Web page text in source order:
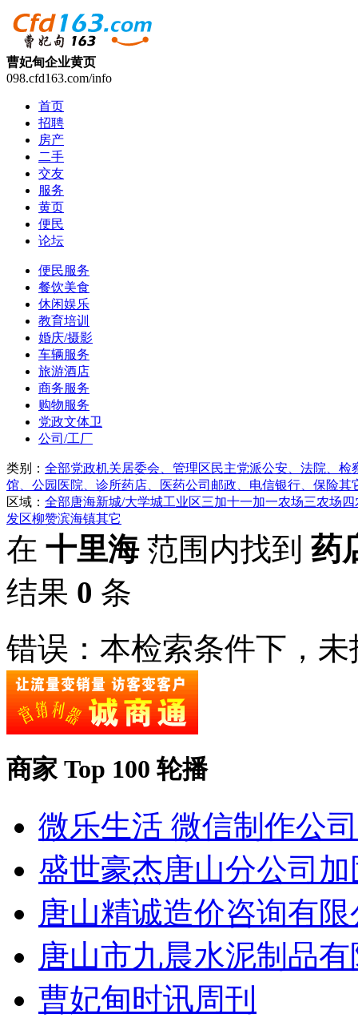
曹妃甸企业黄页
098.cfd163.com/info
首页
招聘
房产
二手
交友
服务
黄页
便民
论坛
便民服务
餐饮美食
休闲娱乐
教育培训
婚庆/摄影
车辆服务
旅游酒店
商务服务
购物服务
党政文体卫
公司/工厂
类别： 全部党政机关居委会、管理区民主党派公安、法院、检
馆、公园 医院、诊所药店、医药公司 邮政、电信银行、保险其
区域： 全部唐海新城/大学城工业区三加十一加一农场三农场
发区柳赞滨海镇其它
在 十里海范围内找到 药
结果 0 条
错误：本检索条件下，
商家 Top 100 轮播
微乐生活 微信制作公司
盛世豪杰唐山分公司
唐山精诚造价咨询有
唐山市九晨水泥制品
曹妃甸时讯周刊